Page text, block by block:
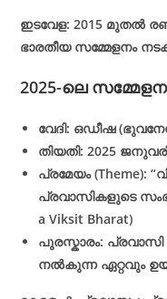
ഇടവേള: 2015 മുതൽ
ഭാരതീയ സമ്മേളനം
2025-ലെ
വേദി: ഒഡീഷ
തിയതി: 2025
പ്രമേയം (Theme):
പ്രവാസികളുടെ
a Viksit Bharat)
പുരസ്കാരം:
നൽകുന്ന ഏറ്റവും